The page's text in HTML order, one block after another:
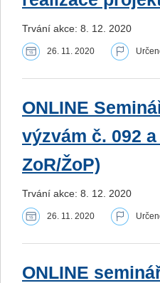
Trvání akce: 8. 12. 2020
26. 11. 2020
ONLINE
výzvám č. 092
ZoR/ŽoP)
Trvání akce: 8. 12. 2020
26. 11. 2020
ONLINE